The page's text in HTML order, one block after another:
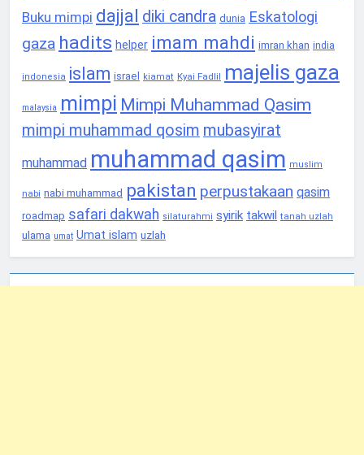
Buku mimpi dajjal diki candra dunia Eskatologi
gaza hadits helper imam mahdi imran khan india
indonesia islam israel kiamat Kyai Fadlil majelis gaza
malaysia mimpi Mimpi Muhammad Qasim
mimpi muhammad qosim mubasyirat
muhammad muhammad qasim muslim
nabi nabi muhammad pakistan perpustakaan qasim
roadmap safari dakwah silaturahmi syirik takwil tanah uzlah
ulama umat Umat islam uzlah